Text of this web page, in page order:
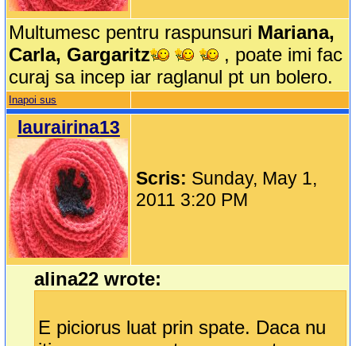
Multumesc pentru raspunsuri Mariana,
Carla, Gargaritz
, poate imi fac
curaj sa incep iar raglanul pt un bolero.
Inapoi sus
laurairina13
Scris: Sunday, May 1,
2011 3:20 PM
alina22 wrote:
E piciorus luat prin spate. Daca nu